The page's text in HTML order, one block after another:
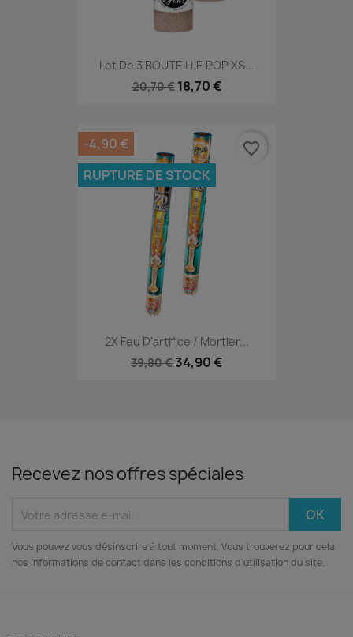
Lot De 3 BOUTEILLE POP XS...
20,70 € 18,70 €
2X Feu D'artifice / Mortier...
39,80 € 34,90 €
-4,90 €
RUPTURE DE STOCK
favorite_border
Recevez nos offres spéciales
Vous pouvez vous désinscrire à tout moment. Vous trouverez pour cela
nos informations de contact dans les conditions d'utilisation du site.